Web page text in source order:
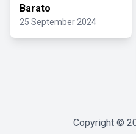
Barato
25 September 2024
Copyright ©